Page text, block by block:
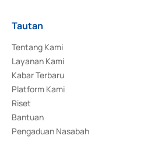
Tautan
Tentang Kami
Layanan Kami
Kabar Terbaru
Platform Kami
Riset
Bantuan
Pengaduan Nasabah